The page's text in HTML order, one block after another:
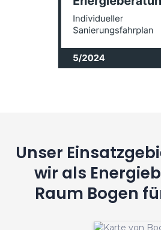
Unser
wir als
Raum Bogen